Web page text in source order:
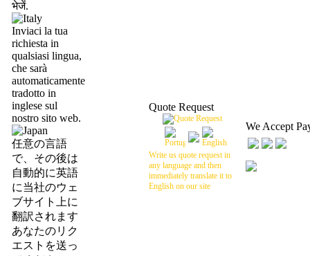
भेजें.
Inviaci la tua
richiesta in
qualsiasi lingua,
che sarà
automaticamente
tradotto in
inglese sul
nostro sito web.
任意の言語
で、その後は
自動的に英語
に当社のウェ
ブサイト上に
翻訳されます
あなたのリク
エストを送っ
Quote Request
Write us quote request in
any language and then
immediately translate it to
English on our site
We Accept